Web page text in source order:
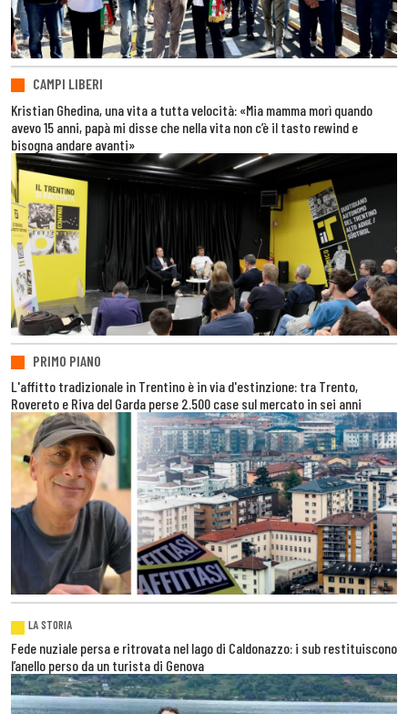
CAMPI LIBERI
Kristian Ghedina, una vita a tutta velocità: «Mia mamma morì quando
avevo 15 anni, papà mi disse che nella vita non c’è il tasto rewind e
bisogna andare avanti»
PRIMO PIANO
L'affitto tradizionale in Trentino è in via d'estinzione: tra Trento,
Rovereto e Riva del Garda perse 2.500 case sul mercato in sei anni
LA STORIA
Fede nuziale persa e ritrovata nel lago di Caldonazzo: i sub restituiscono
l’anello perso da un turista di Genova